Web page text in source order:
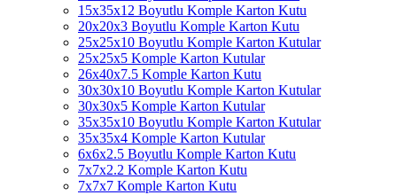
15x35x12 Boyutlu Komple Karton Kutu
20x20x3 Boyutlu Komple Karton Kutu
25x25x10 Boyutlu Komple Karton Kutular
25x25x5 Komple Karton Kutular
26x40x7.5 Komple Karton Kutu
30x30x10 Boyutlu Komple Karton Kutular
30x30x5 Komple Karton Kutular
35x35x10 Boyutlu Komple Karton Kutular
35x35x4 Komple Karton Kutular
6x6x2.5 Boyutlu Komple Karton Kutu
7x7x2.2 Komple Karton Kutu
7x7x7 Komple Karton Kutu